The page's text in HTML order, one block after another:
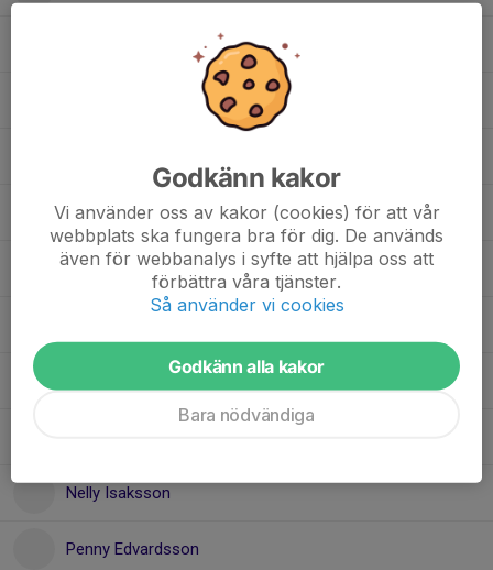
Julia Johansson
Manda Nilsson
Nelly Isaksson
Penny Edvardsson
Godkänn kakor
Vi använder oss av kakor (cookies) för att vår
webbplats ska fungera bra för dig. De används
även för webbanalys i syfte att hjälpa oss att
förbättra våra tjänster.
Så använder vi cookies
Godkänn alla kakor
Bara nödvändiga